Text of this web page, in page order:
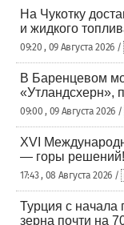
На Чукотку
и жидкого
09:20 , 09 Августа 2026 /
В Баренцевом
«Утландсхерн»,
09:00 , 09 Августа 2026 /
XVI
— горы решений!
17:43 , 08 Августа 2026 /
Турция с начала
зерна почти на